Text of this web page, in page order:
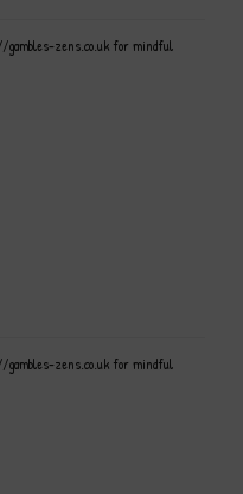
gambles-zens.co.uk for mindful
gambles-zens.co.uk for mindful